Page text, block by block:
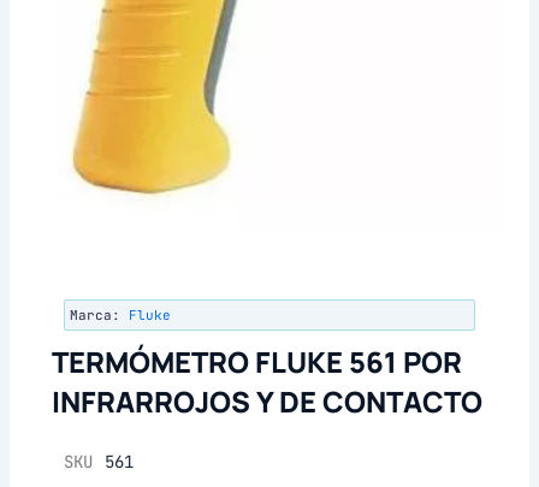
Marca: Fluke
TERMÓMETRO FLUKE 561 POR
INFRARROJOS Y DE CONTACTO
SKU 561